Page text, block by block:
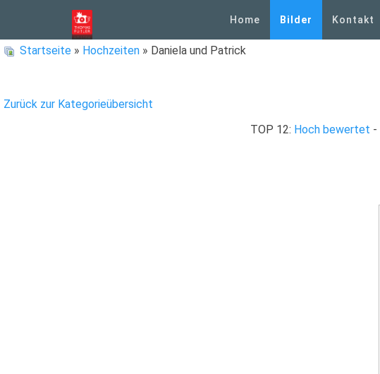
Home Bilder Kontakt
Startseite » Hochzeiten » Daniela und Patrick
Zurück zur Kategorieübersicht
TOP 12: Hoch bewertet -